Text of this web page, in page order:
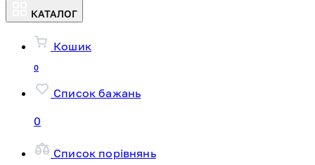
КАТАЛОГ
Кошик
0
Список бажань
0
Список порівнянь